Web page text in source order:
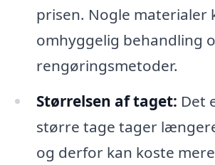
prisen. Nogle materialer
omhyggelig behandling
rengøringsmetoder.
Størrelsen af taget: Det
større tage tager
og derfor kan koste